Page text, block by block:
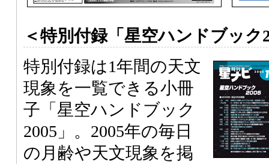
＜特別付録「星空ハンドブック
特別付録は1年間の天文
現象を一覧できる小冊
子「星空ハンドブック
2005」。2005年の毎日
の月齢や天文現象を掲